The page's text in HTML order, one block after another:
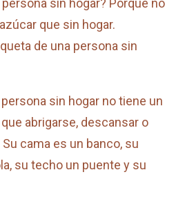
sin hogar? Porque no
que sin hogar.
de una persona sin
sin hogar no tiene un
abrigarse, descansar o
cama es un banco, su
su techo un puente y su